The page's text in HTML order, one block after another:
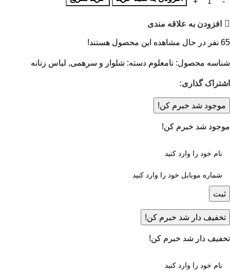
افزودن به علاقه مندی
65 نفر در حال مشاهده این محصول هستند!
شناسه محصول: نامعلوم دسته: شلوار و سرهمی, لباس زنانه
اشتراک گذاری:
موجود شد خبرم کن!
موجود شد خبرم کن!
ثبت
تخفیف دار شد خبرم کن!
تخفیف دار شد خبرم کن!